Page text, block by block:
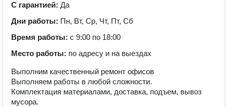
С гарантией: Да
Дни работы: Пн, Вт, Ср, Чт, Пт, Сб
Время работы: с 9:00 по 18:00
Место работы: по адресу и на выездах
Выполним качественный ремонт офисов
Выполняем работы в любой сложности.
Комплектация материалами, доставка, подъем, вывоз
мусора.